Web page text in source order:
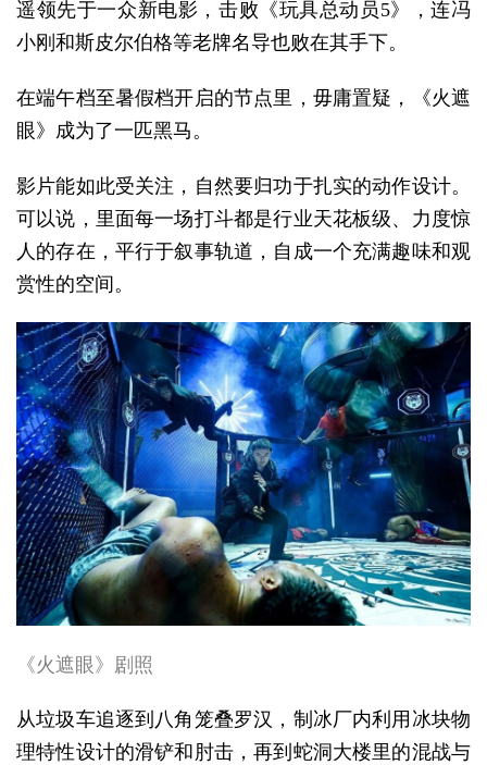
遥领先于一众新电影，击败《玩具总动员5》，连冯
小刚和斯皮尔伯格等老牌名导也败在其手下。
在端午档至暑假档开启的节点里，毋庸置疑，《火遮
眼》成为了一匹黑马。
影片能如此受关注，自然要归功于扎实的动作设计。
可以说，里面每一场打斗都是行业天花板级、力度惊
人的存在，平行于叙事轨道，自成一个充满趣味和观
赏性的空间。
《火遮眼》剧照
从垃圾车追逐到八角笼叠罗汉，制冰厂内利用冰块物
理特性设计的滑铲和肘击，再到蛇洞大楼里的混战与